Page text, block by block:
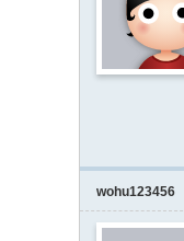
wohu123456